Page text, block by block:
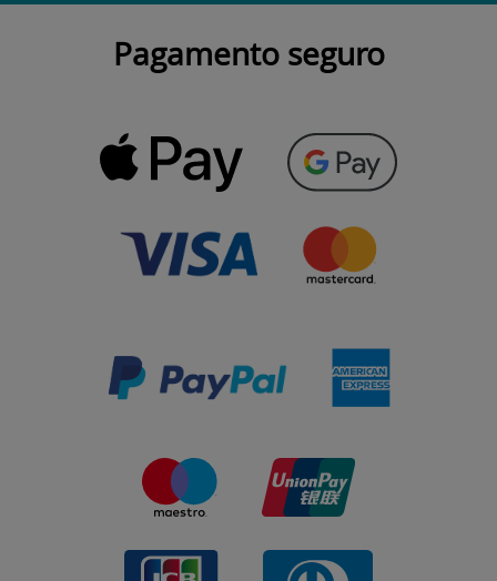
Pagamento seguro